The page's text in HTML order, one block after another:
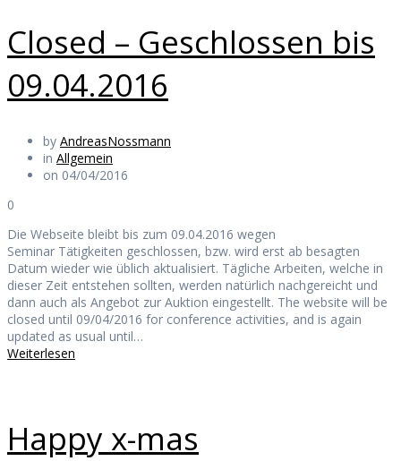
Closed – Geschlossen bis
09.04.2016
by AndreasNossmann
in Allgemein
on 04/04/2016
0
Die Webseite bleibt bis zum 09.04.2016 wegen
Seminar Tätigkeiten geschlossen, bzw. wird erst ab besagten
Datum wieder wie üblich aktualisiert. Tägliche Arbeiten, welche in
dieser Zeit entstehen sollten, werden natürlich nachgereicht und
dann auch als Angebot zur Auktion eingestellt. The website will be
closed until 09/04/2016 for conference activities, and is again
updated as usual until…
Weiterlesen
Happy x-mas